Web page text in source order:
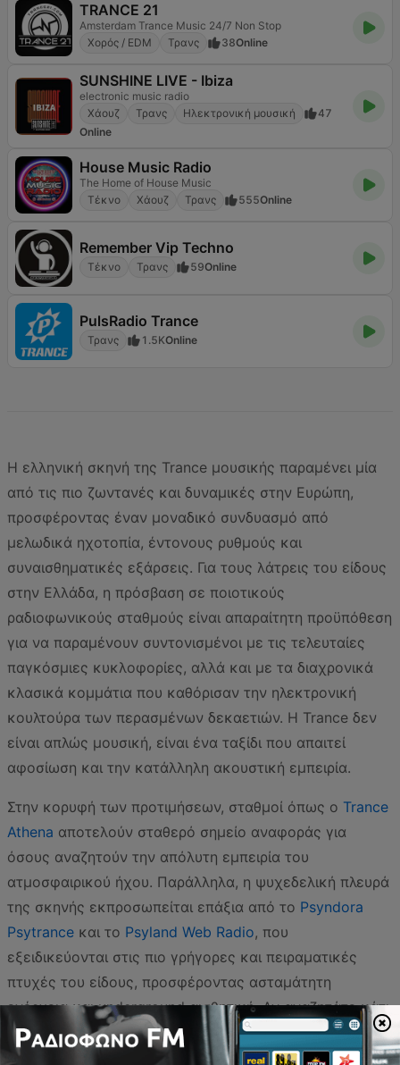
TRANCE 21
Amsterdam Trance Music 24/7 Non Stop
Χορός / EDM
Τρανς 38Online
SUNSHINE LIVE - Ibiza
electronic music radio
Χάουζ
Τρανς Ηλεκτρονική μουσική
47
Online
House Music Radio
The Home of House Music
Τέκνο
Χάουζ Τρανς 555Online
Remember Vip Techno
Τέκνο Τρανς 59Online
PulsRadio Trance
Τρανς 1.5KOnline
Η ελληνική σκηνή της Trance μουσικής παραμένει μία
από τις πιο ζωντανές και δυναμικές στην Ευρώπη,
προσφέροντας έναν μοναδικό συνδυασμό από
μελωδικά ηχοτοπία, έντονους ρυθμούς και
συναισθηματικές εξάρσεις. Για τους λάτρεις του είδους
στην Ελλάδα, η πρόσβαση σε ποιοτικούς
ραδιοφωνικούς σταθμούς είναι απαραίτητη προϋπόθεση
για να παραμένουν συντονισμένοι με τις τελευταίες
παγκόσμιες κυκλοφορίες, αλλά και με τα διαχρονικά
κλασικά κομμάτια που καθόρισαν την ηλεκτρονική
κουλτούρα των περασμένων δεκαετιών. Η Trance δεν
είναι απλώς μουσική, είναι ένα ταξίδι που απαιτεί
αφοσίωση και την κατάλληλη ακουστική εμπειρία.
Στην κορυφή των προτιμήσεων, σταθμοί όπως ο Trance
Athena αποτελούν σταθερό σημείο αναφοράς για
όσους αναζητούν την απόλυτη εμπειρία του
ατμοσφαιρικού ήχου. Παράλληλα, η ψυχεδελική πλευρά
της σκηνής εκπροσωπείται επάξια από το Psyndora
Psytrance και το Psyland Web Radio, που
εξειδικεύονται στις πιο γρήγορες και πειραματικές
πτυχές του είδους, προσφέροντας ασταμάτητη
ενέργεια και underground αισθητική. Αν αναζητάτε κάτι
πιο τολμηρό, τοPsychedelic Freaks Radioκαι τοRave
United
μεταφέρουν την ατμόσφαιρα των μεγάλων rave